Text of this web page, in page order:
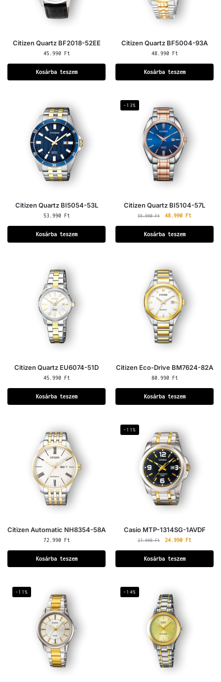
Citizen Quartz BF2018-52EE
45.990 Ft
Kosárba teszem
Citizen Quartz BF5004-93A
48.990 Ft
Kosárba teszem
Citizen Quartz BI5054-53L
53.990 Ft
Kosárba teszem
-13%
Citizen Quartz BI5104-57L
55.990Ft 48.990 Ft
Kosárba teszem
Citizen Quartz EU6074-51D
45.990 Ft
Kosárba teszem
Citizen Eco-Drive BM7624-82A
80.990 Ft
Kosárba teszem
Citizen Automatic NH8354-58A
72.990 Ft
Kosárba teszem
-11%
Casio MTP-1314SG-1AVDF
27.990Ft 24.990 Ft
Kosárba teszem
-11% -14%